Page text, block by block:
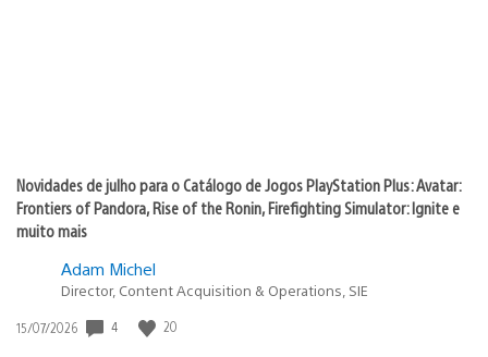
Novidades de julho para o Catálogo de Jogos PlayStation Plus: Avatar:
Frontiers of Pandora, Rise of the Ronin, Firefighting Simulator: Ignite e
muito mais
Adam Michel
Director, Content Acquisition & Operations, SIE
Data
15/07/2026 4 20